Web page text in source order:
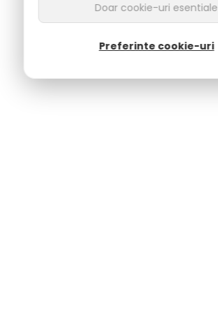
Doar cookie-uri esentiale
Preferinte cookie-uri